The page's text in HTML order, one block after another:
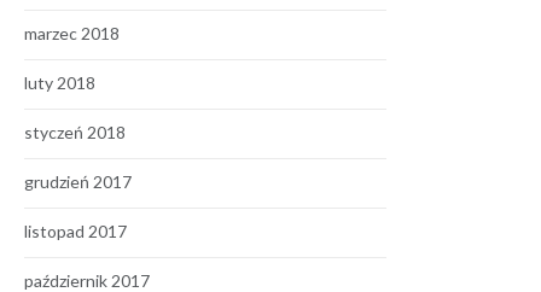
marzec 2018
luty 2018
styczeń 2018
grudzień 2017
listopad 2017
październik 2017